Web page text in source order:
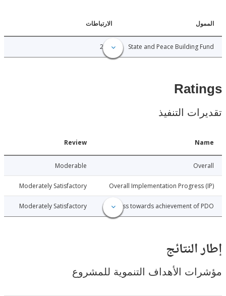
الارتباطات
State and Peace Building
2.00
التنفيذ
Moderable
Overall Implementation
Moderately Satisfactory
04-04
Progress towards achievement of
Moderately Satisfactory
04-04
الأهداف التنموية للمشروع